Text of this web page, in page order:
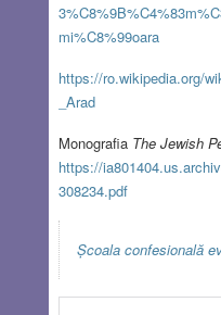
mi%C8%99oara
https://ro.wikipedia.org/
_Arad
Monografia The Jewish
https://
308234.pdf
Școala confesională